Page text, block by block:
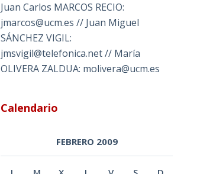
Juan Carlos MARCOS RECIO:
jmarcos@ucm.es // Juan Miguel
SÁNCHEZ VIGIL:
jmsvigil@telefonica.net // María
OLIVERA ZALDUA: molivera@ucm.es
Calendario
FEBRERO 2009